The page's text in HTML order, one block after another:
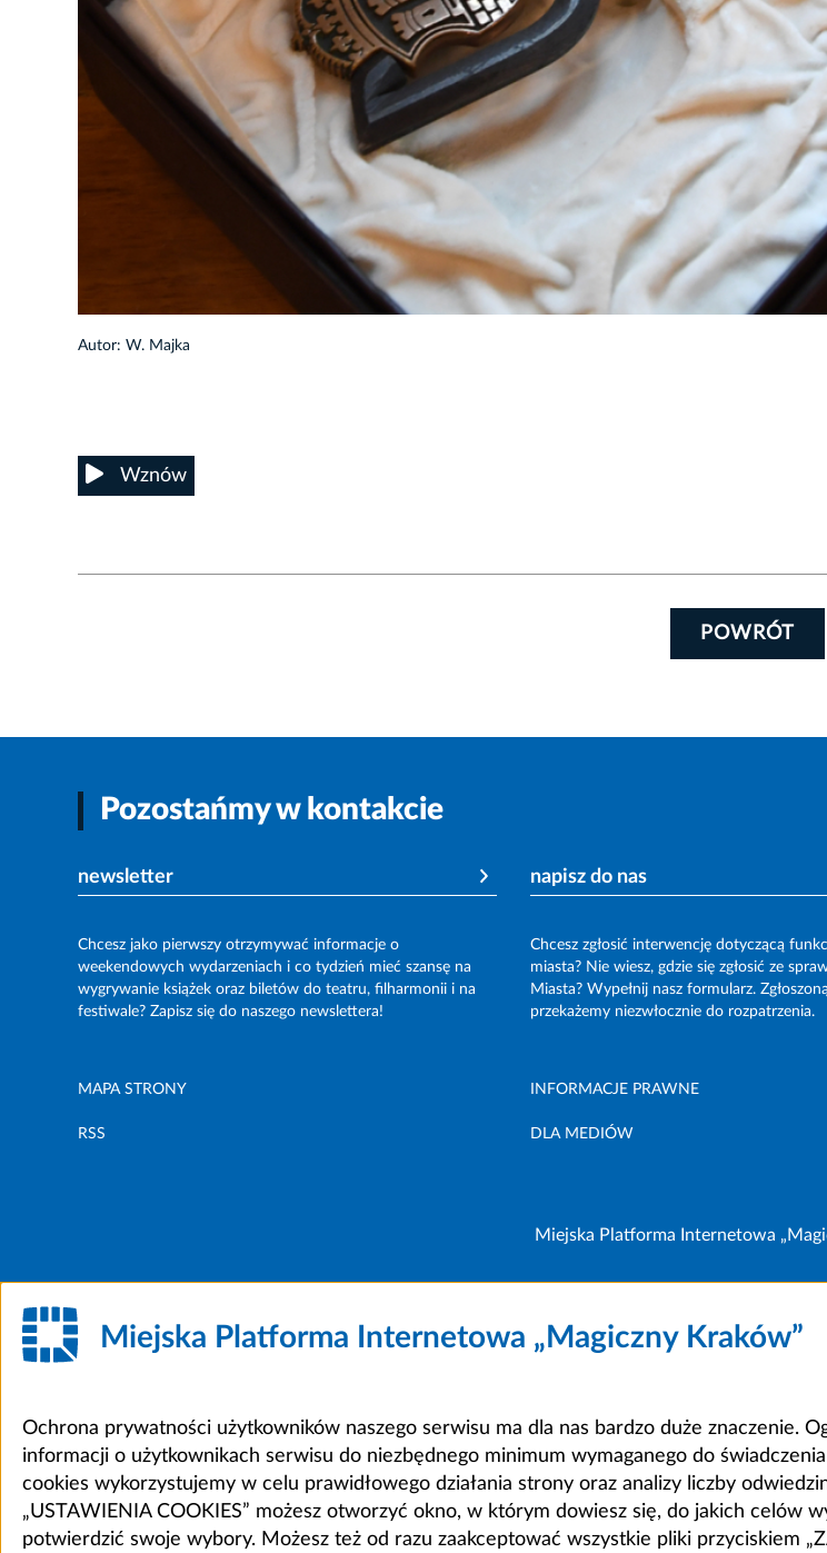
Autor: W. Majka
Wznów
POWRÓT
Pozostańmy w kontakcie
newsletter
Chcesz jako pierwszy otrzymywać informacje o
weekendowych wydarzeniach i co tydzień mieć szansę na
wygrywanie książek oraz biletów do teatru, filharmonii i na
festiwale? Zapisz się do naszego newslettera!
napisz do nas
Chcesz zgłosić interwencję dotyczącą
miasta? Nie wiesz, gdzie się zgłosić ze
Miasta? Wypełnij nasz formularz.
przekażemy niezwłocznie do rozpatrzenia.
MAPA STRONY INFORMACJE PRAWNE
RSS DLA MEDIÓW
Miejska Platforma Internetowa
Miejska Platforma Internetowa „Magiczny Kraków”
Ochrona prywatności użytkowników naszego serwisu ma dla nas bardzo duże znaczenie.
informacji o użytkownikach serwisu do niezbędnego minimum wymaganego do
cookies wykorzystujemy w celu prawidłowego działania strony oraz analizy liczby
„USTAWIENIA COOKIES” możesz otworzyć okno, w którym dowiesz się, do jakich celów
potwierdzić swoje wybory. Możesz też od razu zaakceptować wszystkie pliki przyciskiem